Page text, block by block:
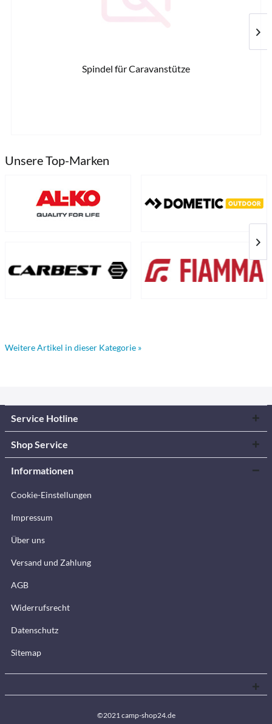
Spindel für Caravanstütze
Unsere Top-Marken
Weitere Artikel in dieser Kategorie »
Service Hotline
Shop Service
Informationen
Cookie-Einstellungen
Impressum
Über uns
Versand und Zahlung
AGB
Widerrufsrecht
Datenschutz
Sitemap
©2021 camp-shop24.de